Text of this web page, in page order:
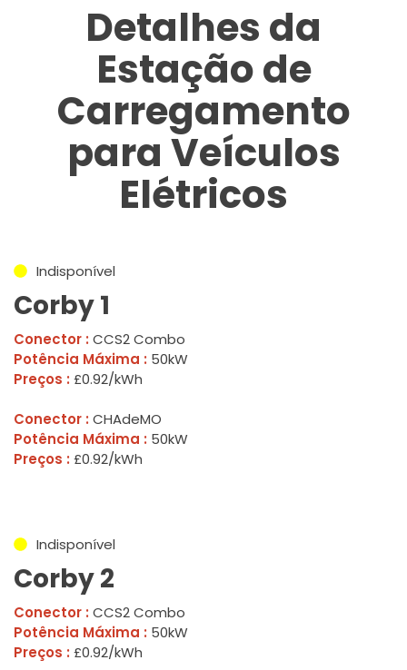
Detalhes da
Estação de
Carregamento
para Veículos
Elétricos
Indisponível
Corby 1
Conector : CCS2 Combo
Potência Máxima : 50kW
Preços : £0.92/kWh
Conector : CHAdeMO
Potência Máxima : 50kW
Preços : £0.92/kWh
Indisponível
Corby 2
Conector : CCS2 Combo
Potência Máxima : 50kW
Preços : £0.92/kWh